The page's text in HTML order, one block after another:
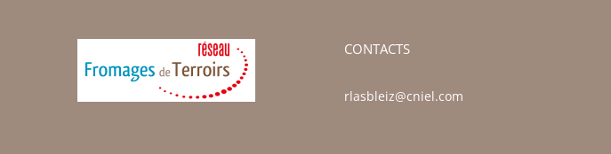
CONTACTS
rlasbleiz@cniel.com